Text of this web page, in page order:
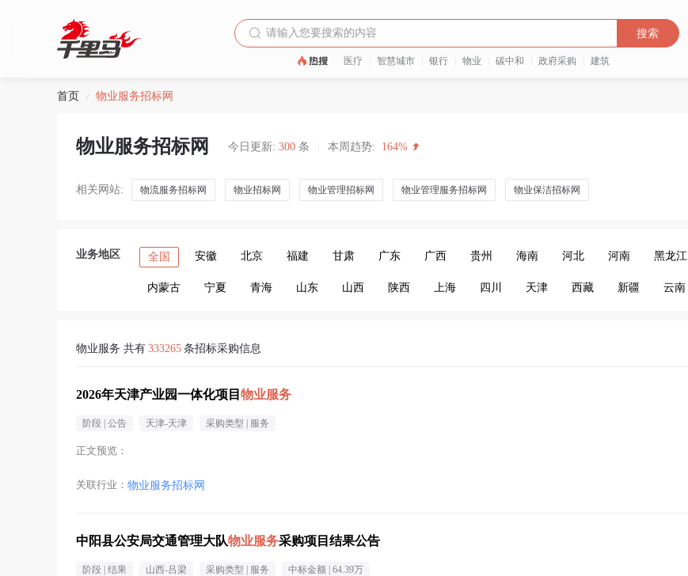
搜索
医疗 智慧城市 银行 物业 碳中和 政府采购 建筑
首页 / 物业服务招标网
物业服务招标网 今日更新: 300 条 本周趋势: 164%
相关网站: 物流服务招标网 物业招标网 物业管理招标网 物业管理服务招标网 物业保洁招标网
业务地区 全国 安徽 北京 福建 甘肃 广东 广西 贵州 海南 河北 河南 黑龙江
内蒙古 宁夏 青海 山东 山西 陕西 上海 四川 天津 西藏 新疆 云南
物业服务 共有 333265 条招标采购信息
2026年天津产业园一体化项目 物业服务
阶段 | 公告 天津-天津 采购类型 | 服务
正文预览：
关联行业： 物业服务招标网
中阳县公安局交通管理大队物业服务采购项目结果公告
阶段 | 结果 山西-吕梁 采购类型 | 服务 中标金额 | 64.39万